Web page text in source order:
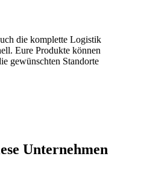
die komplette Logistik
Eure Produkte können
gewünschten Standorte
Unternehmen